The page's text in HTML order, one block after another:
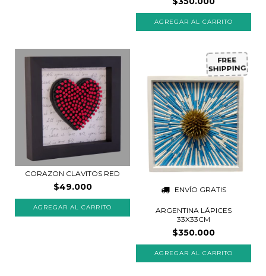
CORAZON CLAVITOS RED
$49.000
AGREGAR AL CARRITO
ENVÍO GRATIS
FREE
SHIPPING
ARGENTINA LÁPICES
33X33CM
$350.000